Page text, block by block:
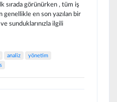
sırada görünürken , tüm iş
genellikle en son yazılan bir
sunduklarınızla ilgili
analiz
yönetim